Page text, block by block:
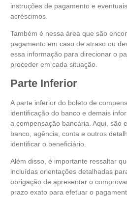
instruções de pagamento e
acréscimos.
Também é nessa área que são
pagamento em caso de atraso ou
essa informação para direcionar o
proceder em cada situação.
Parte Inferior
A parte inferior do boleto de
identificação do banco e demais
a compensação bancária. Aqui, são
banco, agência, conta e outros
identificar o beneficiário.
Além disso, é importante ressaltar
incluídas orientações detalhadas
obrigação de apresentar o
prazo exato para efetuar o